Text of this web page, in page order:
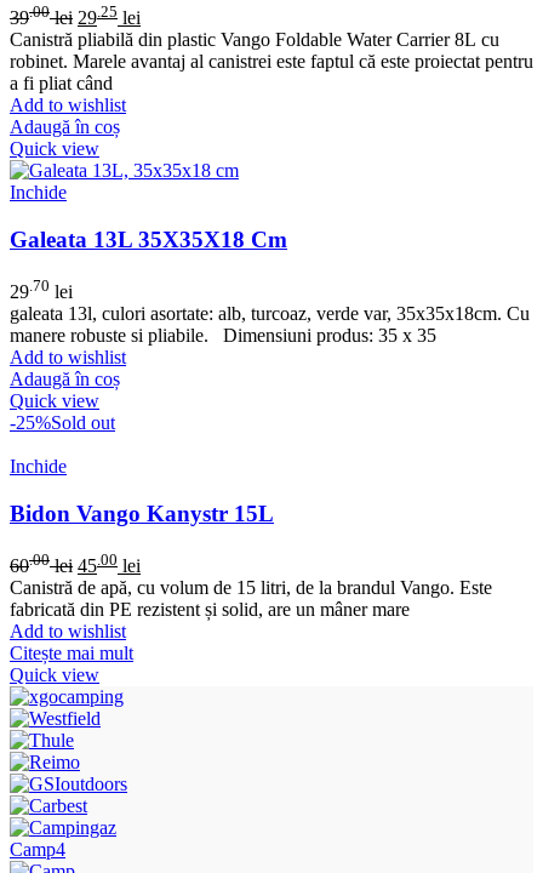
39.00 lei 29 .25 lei
Canistră pliabilă din plastic Vango Foldable Water Carrier 8L cu
robinet. Marele avantaj al canistrei este faptul că este proiectat pentru
a fi pliat când
Add to wishlist
Adaugă în coș
Quick view
Inchide
Galeata 13L 35X35X18 Cm
29 .70 lei
galeata 13l, culori asortate: alb, turcoaz, verde var, 35x35x18cm. Cu
manere robuste si pliabile. Dimensiuni produs: 35 x 35
Add to wishlist
Adaugă în coș
Quick view
-25%Sold out
Inchide
Bidon Vango Kanystr 15L
60.00 lei 45 .00 lei
Canistră de apă, cu volum de 15 litri, de la brandul Vango. Este
fabricată din PE rezistent și solid, are un mâner mare
Add to wishlist
Citește mai mult
Quick view
Camp4